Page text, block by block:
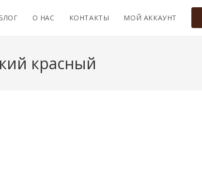
О НАС КОНТАКТЫ МОЙ АККАУНТ
красный